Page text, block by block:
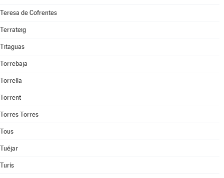
Teresa de Cofrentes
Terrateig
Titaguas
Torrebaja
Torrella
Torrent
Torres Torres
Tous
Tuéjar
Turís